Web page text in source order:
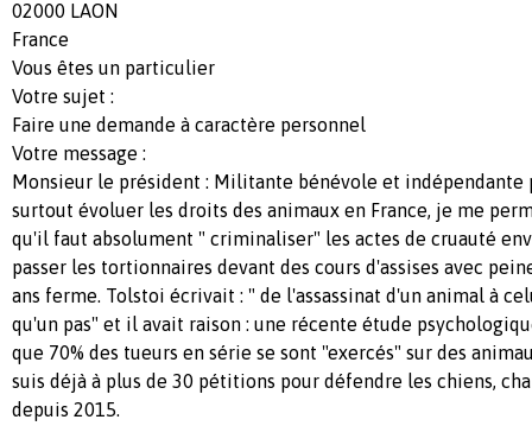
02000 LAON
France
Vous êtes un particulier
Votre sujet :
Faire une demande à caractère personnel
Votre message :
Monsieur le président : Militante bénévole et
surtout évoluer les droits des animaux en France, je me
qu'il faut absolument " criminaliser" les actes de cruauté
passer les tortionnaires devant des cours d'assises avec
ans ferme. Tolstoi écrivait : " de l'assassinat d'un animal à
qu'un pas" et il avait raison : une récente étude
que 70% des tueurs en série se sont "exercés" sur des
suis déjà à plus de 30 pétitions pour défendre les chiens,
depuis 2015.